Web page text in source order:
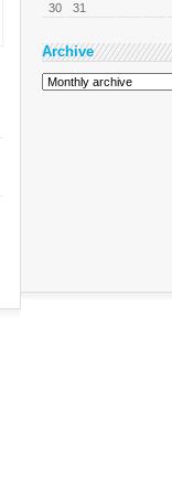
30 31
Archive